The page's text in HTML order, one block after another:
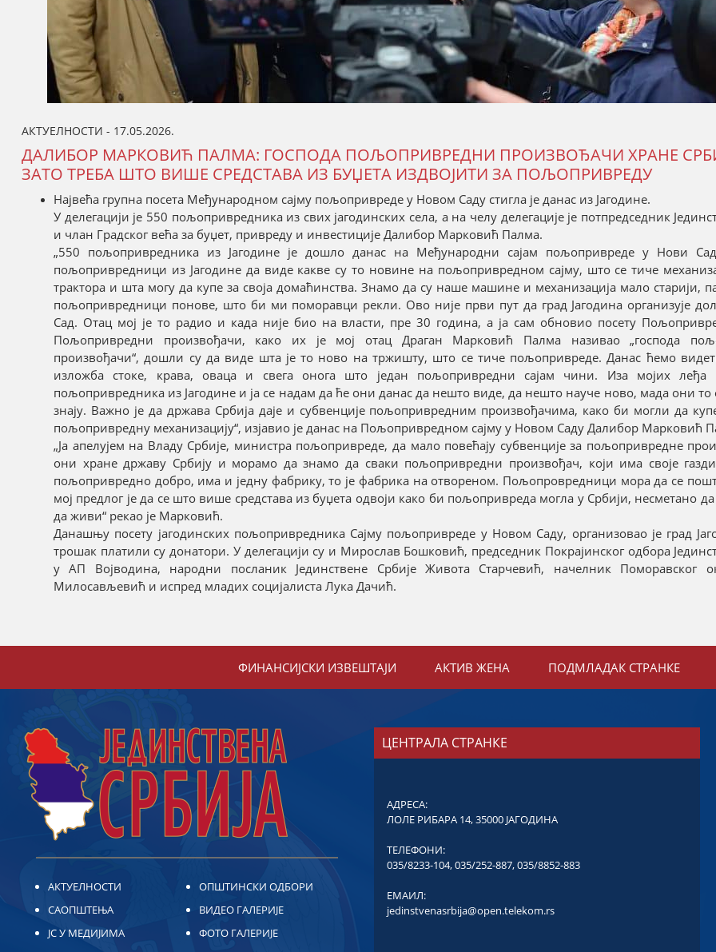
АКТУЕЛНОСТИ - 17.05.2026.
ДАЛИБОР МАРКОВИЋ ПАЛМА: ГОСПОДА ПОЉОПРИВРЕДНИ ПРОИЗВОЂАЧИ ХРАНЕ
ЗАТО ТРЕБА ШТО ВИШЕ СРЕДСТАВА ИЗ БУЏЕТА ИЗДВОЈИТИ ЗА ПОЉОПРИВРЕДУ
Највећа групна посета Међународном сајму пољопривреде у Новом Саду стигла је данас из Јагодине.
У делегацији је 550 пољопривредника из свих јагодинских села, а на челу делегације је потпредседник
и члан Градског већа за буџет, привреду и инвестиције Далибор Марковић Палма.
„550 пољопривредника из Јагодине је дошло данас на Међународни сајам пољопривреде у Нови
пољопривредници из Јагодине да виде какве су то новине на пољопривредном сајму, што се тиче
трактора и шта могу да купе за своја домаћинства. Знамо да су наше машине и механизација мало старији,
пољопривредници понове, што би ми поморавци рекли. Ово није први пут да град Јагодина организује
Сад. Отац мој је то радио и када није био на власти, пре 30 година, а ја сам обновио посету
Пољопривредни произвођачи, како их је мој отац Драган Марковић Палма називао „господа
произвођачи“, дошли су да виде шта је то ново на тржишту, што се тиче пољопривреде. Данас ћемо
изложба стоке, крава, оваца и свега онога што један пољопривредни сајам чини. Иза мојих леђа
пољопривредника из Јагодине и ја се надам да ће они данас да нешто виде, да нешто науче ново, мада они
знају. Важно је да држава Србија даје и субвенције пољопривредним произвођачима, како би могли да
пољопривредну механизацију“, изјавио је данас на Пољопривредном сајму у Новом Саду Далибор Марковић
„Ја апелујем на Владу Србије, министра пољопривреде, да мало повећају субвенције за пољопривредне
они хране државу Србију и морамо да знамо да сваки пољопривредни произвођач, који има своје
пољопривредно добро, има и једну фабрику, то је фабрика на отвореном. Пољопровредници мора да се
мој предлог је да се што више средстава из буџета одвоји како би пољопривреда могла у Србији, несметано да
да живи“ рекао је Марковић.
Данашњу посету јагодинских пољопривредника Сајму пољопривреде у Новом Саду, организовао је град
трошак платили су донатори. У делегацији су и Мирослав Бошковић, председник Покрајинског одбора
у АП Војводина, народни посланик Јединствене Србије Живота Старчевић, начелник Поморавског
Милосављевић и испред младих социјалиста Лука Дачић.
ФИНАНСИЈСКИ ИЗВЕШТАЈИ АКТИВ ЖЕНА ПОДМЛАДАК СТРАНКЕ
АКТУЕЛНОСТИ
САОПШТЕЊА
ЈС У МЕДИЈИМА
ОПШТИНСКИ ОДБОРИ
ВИДЕО ГАЛЕРИЈЕ
ФОТО ГАЛЕРИЈЕ
ЦЕНТРАЛА СТРАНКЕ
АДРЕСА:
ЛОЛЕ РИБАРА 14, 35000 ЈАГОДИНА
ТЕЛЕФОНИ:
035/8233-104,035/252-887,035/8852-883
ЕМАИЛ:
jedinstvenasrbija@open.telekom.rs